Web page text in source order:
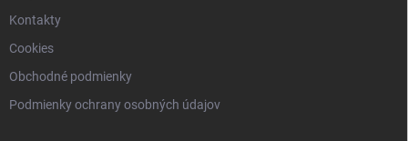
Kontakty
Cookies
Obchodné podmienky
Podmienky ochrany osobných údajov